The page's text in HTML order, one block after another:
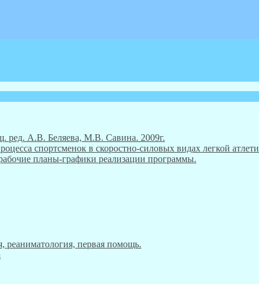
ред. А.В. Беляева, М.В. Савина. 2009г.
спортсменок в скоростно-силовых видах легкой
планы-графики реализации программы.
реаниматология, первая помощь.